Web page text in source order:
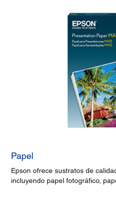
Papel
Epson ofrece sustratos de
incluyendo papel fotográfico,